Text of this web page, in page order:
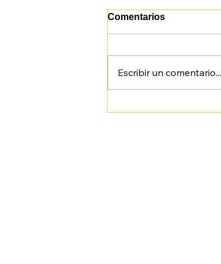
Comentarios
Escribir un comentario...